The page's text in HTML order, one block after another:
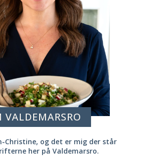
VALDEMARSRO
Christine, og det er mig der står
her på Valdemarsro.